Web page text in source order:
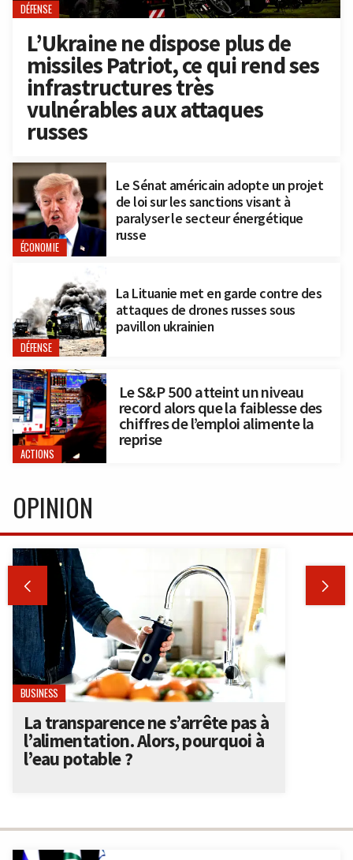
DÉFENSE
L’Ukraine ne dispose plus de
missiles Patriot, ce qui rend ses
infrastructures très
vulnérables aux attaques
russes
ÉCONOMIE
Le Sénat américain adopte un projet
de loi sur les sanctions visant à
paralyser le secteur énergétique
russe
DÉFENSE
La Lituanie met en garde contre des
attaques de drones russes sous
pavillon ukrainien
ACTIONS
Le S&P 500 atteint un niveau
record alors que la faiblesse des
chiffres de l’emploi alimente la
reprise
OPINION
 
BUSINESS
La transparence ne s’arrête pas à
l’alimentation. Alors, pourquoi à
l’eau potable ?